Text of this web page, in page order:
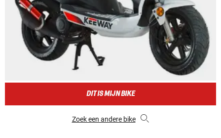
DIT IS MIJN BIKE
Zoek een andere bike